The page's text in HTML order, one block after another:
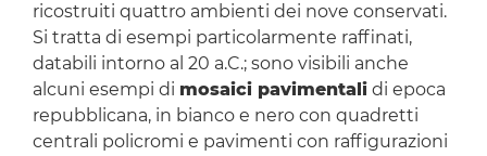
ricostruiti quattro ambienti dei nove conservati.
Si tratta di esempi particolarmente raffinati,
databili intorno al 20 a.C.; sono visibili anche
alcuni esempi di mosaici pavimentalidi epoca
repubblicana, in bianco e nero con quadretti
centrali policromi e pavimenti con raffigurazioni